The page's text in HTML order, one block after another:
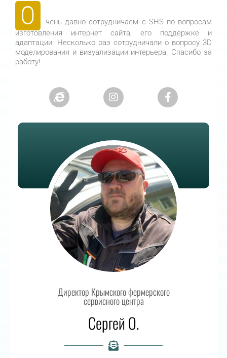
О
чень давно сотрудничаем с SHS по вопросам
изготовления интернет сайта, его поддержке и
адаптации. Несколько раз сотрудничали о вопросу 3D
моделирования и визуализации интерьера. Спасибо за
работу!
Директор Крымского фермерского
сервисного центра
Сергей О.